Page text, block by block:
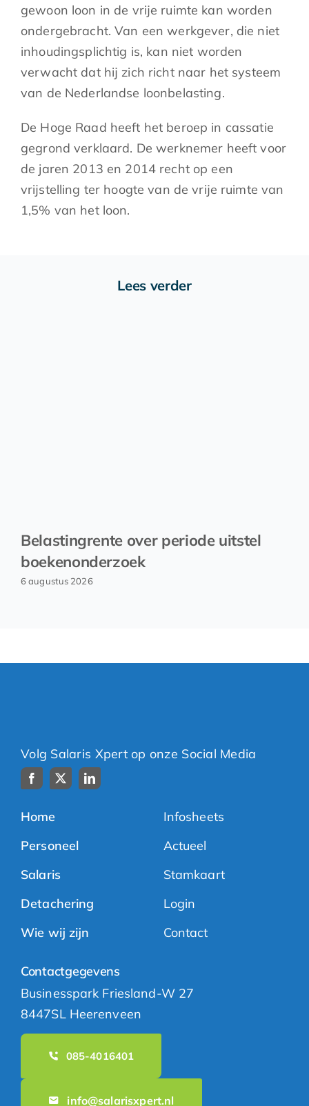
gewoon loon in de vrije ruimte kan worden
ondergebracht. Van een werkgever, die niet
inhoudingsplichtig is, kan niet worden
verwacht dat hij zich richt naar het systeem
van de Nederlandse loonbelasting.
De Hoge Raad heeft het beroep in cassatie
gegrond verklaard. De werknemer heeft voor
de jaren 2013 en 2014 recht op een
vrijstelling ter hoogte van de vrije ruimte van
1,5% van het loon.
Lees verder
Belastingrente over periode uitstel
boekenonderzoek
6 augustus 2026
Volg Salaris Xpert op onze Social Media
Home
Personeel
Salaris
Detachering
Wie wij zijn
Infosheets
Actueel
Stamkaart
Login
Contact
Contactgegevens
Businesspark Friesland-W 27
8447SL Heerenveen
085-4016401
info@salarisxpert.nl